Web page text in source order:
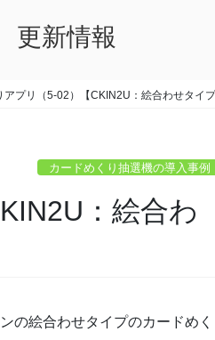
更新情報
アプリ（5-02）【CKIN2U：絵合わせタイプ
カードめくり抽選機の導入事例
：絵合わ
の絵合わせタイプのカードめく